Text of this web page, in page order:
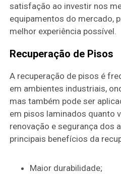
satisfação ao investir nos
equipamentos do mercado,
melhor experiência possível.
Recuperação de Pisos
A recuperação de pisos é
em ambientes industriais,
mas também pode ser
em pisos laminados quanto
renovação e segurança dos
principais benefícios da
Maior durabilidade;